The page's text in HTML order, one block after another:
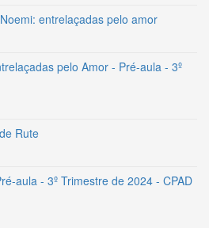
entrelaçadas pelo amor
pelo Amor - Pré-aula - 3º
Rute
aula - 3º Trimestre de 2024 - CPAD